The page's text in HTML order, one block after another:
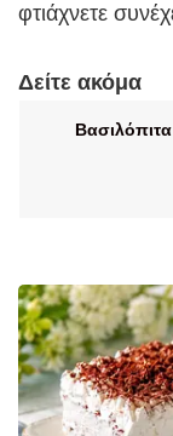
φτιάχνετε
Δείτε ακόμα
Βασιλόπιτα